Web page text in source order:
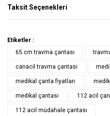
Taksit Seçenekleri
Etiketler :
65 cm travma çantası
canacil travma çantası
medikal çanta fiyatları
medikal çantası 112 acil
112 acil müdahale çantası